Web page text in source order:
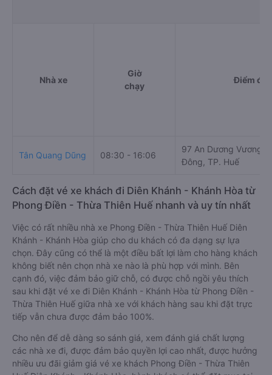
Nhà xe
Giờ
chạy
Điểm đi
Tân Quang Dũng 08:30 - 16:06
97 An Dương Vương,
Đông, TP. Huế
Cách đặt vé xe khách đi Diên Khánh - Khánh Hòa từ
Phong Điền - Thừa Thiên Huế nhanh và uy tín nhất
Việc có rất nhiều nhà xe Phong Điền - Thừa Thiên Huế Diên
Khánh - Khánh Hòa giúp cho du khách có đa dạng sự lựa
chọn. Đây cũng có thể là một điều bất lợi làm cho hàng khách
không biết nên chọn nhà xe nào là phù hợp với mình. Bên
cạnh đó, việc đảm bảo giữ chỗ, có được chỗ ngồi yêu thích
sau khi đặt vé xe đi Diên Khánh - Khánh Hòa từ Phong Điền -
Thừa Thiên Huế giữa nhà xe với khách hàng sau khi đặt trực
tiếp vẫn chưa được đảm bảo 100%.
Cho nên để dễ dàng so sánh giá, xem đánh giá chất lượng
các nhà xe đi, được đảm bảo quyền lợi cao nhất, được hưởng
nhiều ưu đãi giảm giá vé xe khách Phong Điền - Thừa Thiên